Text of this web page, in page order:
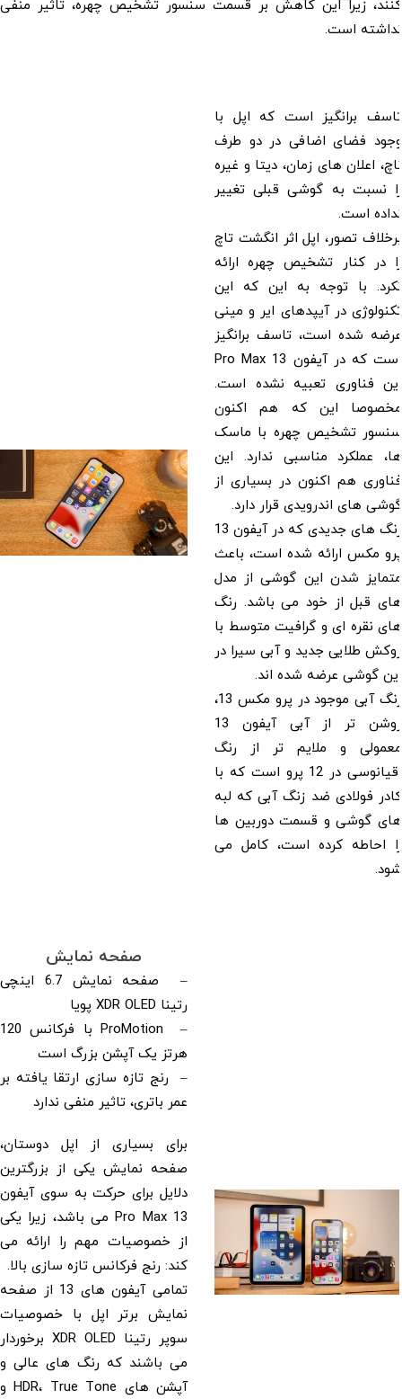
کنند، زیرا این کاهش بر قسمت سنسور تشخیص چهره، تاثیر منفی
نداشته است.
تاسف برانگیز است که اپل با
وجود فضای اضافی در دو طرف
ناچ، اعلان های زمان، دیتا و غیره
را نسبت به گوشی قبلی تغییر
نداده است.
برخلاف تصور، اپل اثر انگشت تاچ
را در کنار تشخیص چهره ارائه
نکرد. با توجه به این که این
تکنولوژی در آیپدهای ایر و مینی
عرضه شده است، تاسف برانگیز
است که در آیفون 13 Pro Max
این فناوری تعبیه نشده است.
مخصوصا این که هم اکنون
سنسور تشخیص چهره با ماسک
ها، عملکرد مناسبی ندارد. این
فناوری هم اکنون در بسیاری از
گوشی های اندرویدی قرار دارد.
رنگ های جدیدی که در آیفون 13
پرو مکس ارائه شده است، باعث
متمایز شدن این گوشی از مدل
های قبل از خود می باشد. رنگ
های نقره ای و گرافیت متوسط با
روکش طلایی جدید و آبی سیرا در
این گوشی عرضه شده اند.
رنگ آبی موجود در پرو مکس 13،
روشن تر از آبی آیفون 13
معمولی و ملایم تر از رنگ
اقیانوسی در 12 پرو است که با
کادر فولادی ضد زنگ آبی که لبه
های گوشی و قسمت دوربین ها
را احاطه کرده است، کامل می
شود.
صفحه نمایش
– صفحه نمایش 6.7 اینچی
رتینا XDR OLED پویا
– ProMotion با فرکانس 120
هرتز یک آپشن بزرگ است
– رنج تازه سازی ارتقا یافته بر
عمر باتری، تاثیر منفی ندارد
برای بسیاری از اپل دوستان،
صفحه نمایش یکی از بزرگترین
دلایل برای حرکت به سوی آیفون
13 Pro Max می باشد، زیرا یکی
از خصوصیات مهم را ارائه می
کند: رنج فرکانس تازه سازی بالا.
تمامی آیفون های 13 از صفحه
نمایش برتر اپل با خصوصیات
سوپر رتینا XDR OLED برخوردار
می باشند که رنگ های عالی و
آپشن های HDR، True Tone و